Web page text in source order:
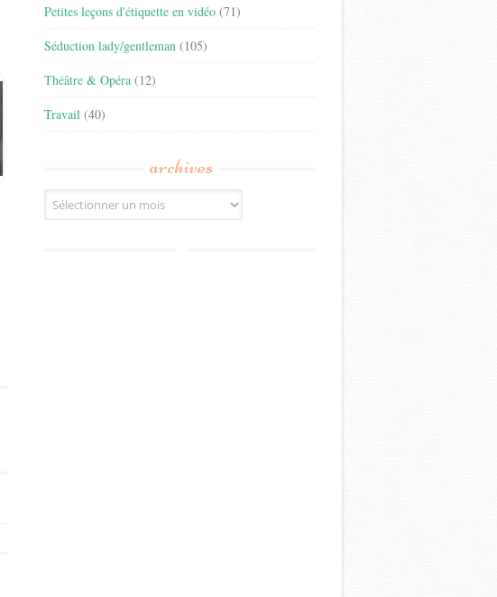
Petites leçons d'étiquette en vidéo (71)
Séduction lady/gentleman (105)
Théâtre & Opéra (12)
Travail (40)
archives
Archives